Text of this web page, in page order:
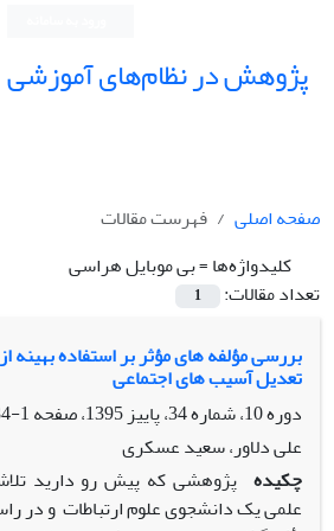
پژوهش در نظام‌های آموزشی
صفحه اصلی
فهرست مقالات
کلیدواژه‌ها =بی موبایل هراسی
تعداد مقالات:
1
بررسی مؤلفه‌ های مؤثر بر استفاده بهینه
تعدیل آسیب‌ های اجتماعی
دوره 10، شماره 34، پاییز 1395، صفحه
1-34
علی دلاور، سعید عسکری
چکیده پژوهشی که پیش رو دارید
علمی یک دانشجوی علوم ارتباطات و در